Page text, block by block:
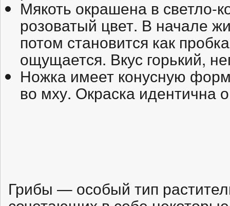
Мякоть окрашена в светло-
розоватый цвет. В начале
потом становится как
ощущается. Вкус горький,
Ножка имеет конусную
во мху. Окраска идентична
Грибы — особый тип